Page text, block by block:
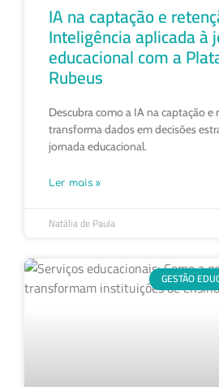
IA na captação e
Inteligência aplicada à
educacional com a
Rubeus
Descubra como a IA na captação e
transforma dados em decisões
jornada educacional.
Ler mais »
Natália de Paula
GESTÃO